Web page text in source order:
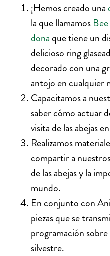
¡Hemos creado una
la que llamamos
dona que tiene un
delicioso ring
decorado con una
antojo en cualquier
Capacitamos a
saber cómo actuar
visita de las abejas
Realizamos
compartir a
de las abejas y la
mundo.
En conjunto con
piezas que se
programación sobre
silvestre.